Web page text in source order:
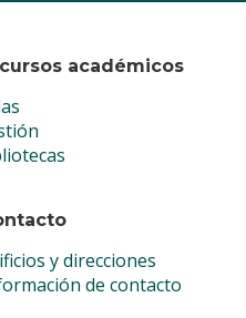
académicos
y direcciones
de contacto